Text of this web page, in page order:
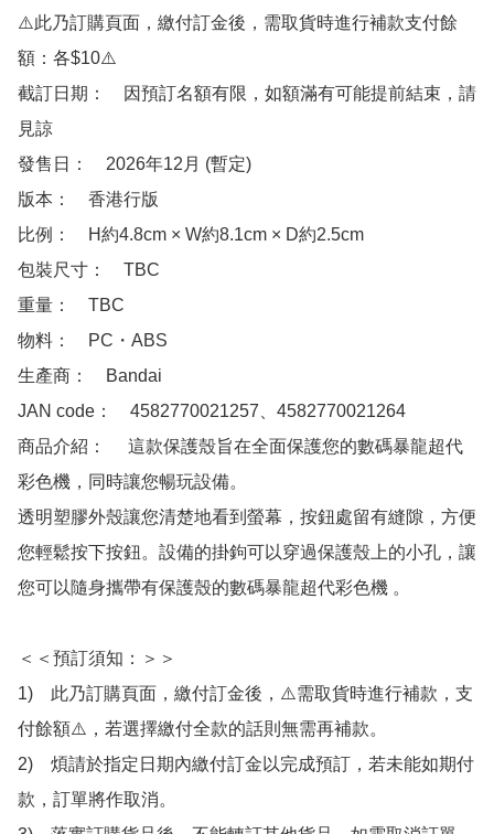
⚠️此乃訂購頁面，繳付訂金後，需取貨時進行補款支付餘
額：各$10⚠️
截訂日期：　因預訂名額有限，如額滿有可能提前結束，請
見諒
發售日：　2026年12月 (暫定)
版本：　香港行版
比例：　H約4.8cm × W約8.1cm × D約2.5cm
包裝尺寸：　TBC
重量：　TBC
物料：　PC・ABS
生產商：　Bandai
JAN code：　4582770021257、4582770021264
商品介紹：　 這款保護殼旨在全面保護您的數碼暴龍超代
彩色機，同時讓您暢玩設備。
透明塑膠外殼讓您清楚地看到螢幕，按鈕處留有縫隙，方便
您輕鬆按下按鈕。設備的掛鉤可以穿過保護殼上的小孔，讓
您可以隨身攜帶有保護殼的數碼暴龍超代彩色機 。
＜＜預訂須知：＞＞
1)　此乃訂購頁面，繳付訂金後，⚠️需取貨時進行補款，支
付餘額⚠️，若選擇繳付全款的話則無需再補款。
2)　煩請於指定日期內繳付訂金以完成預訂，若未能如期付
款，訂單將作取消。